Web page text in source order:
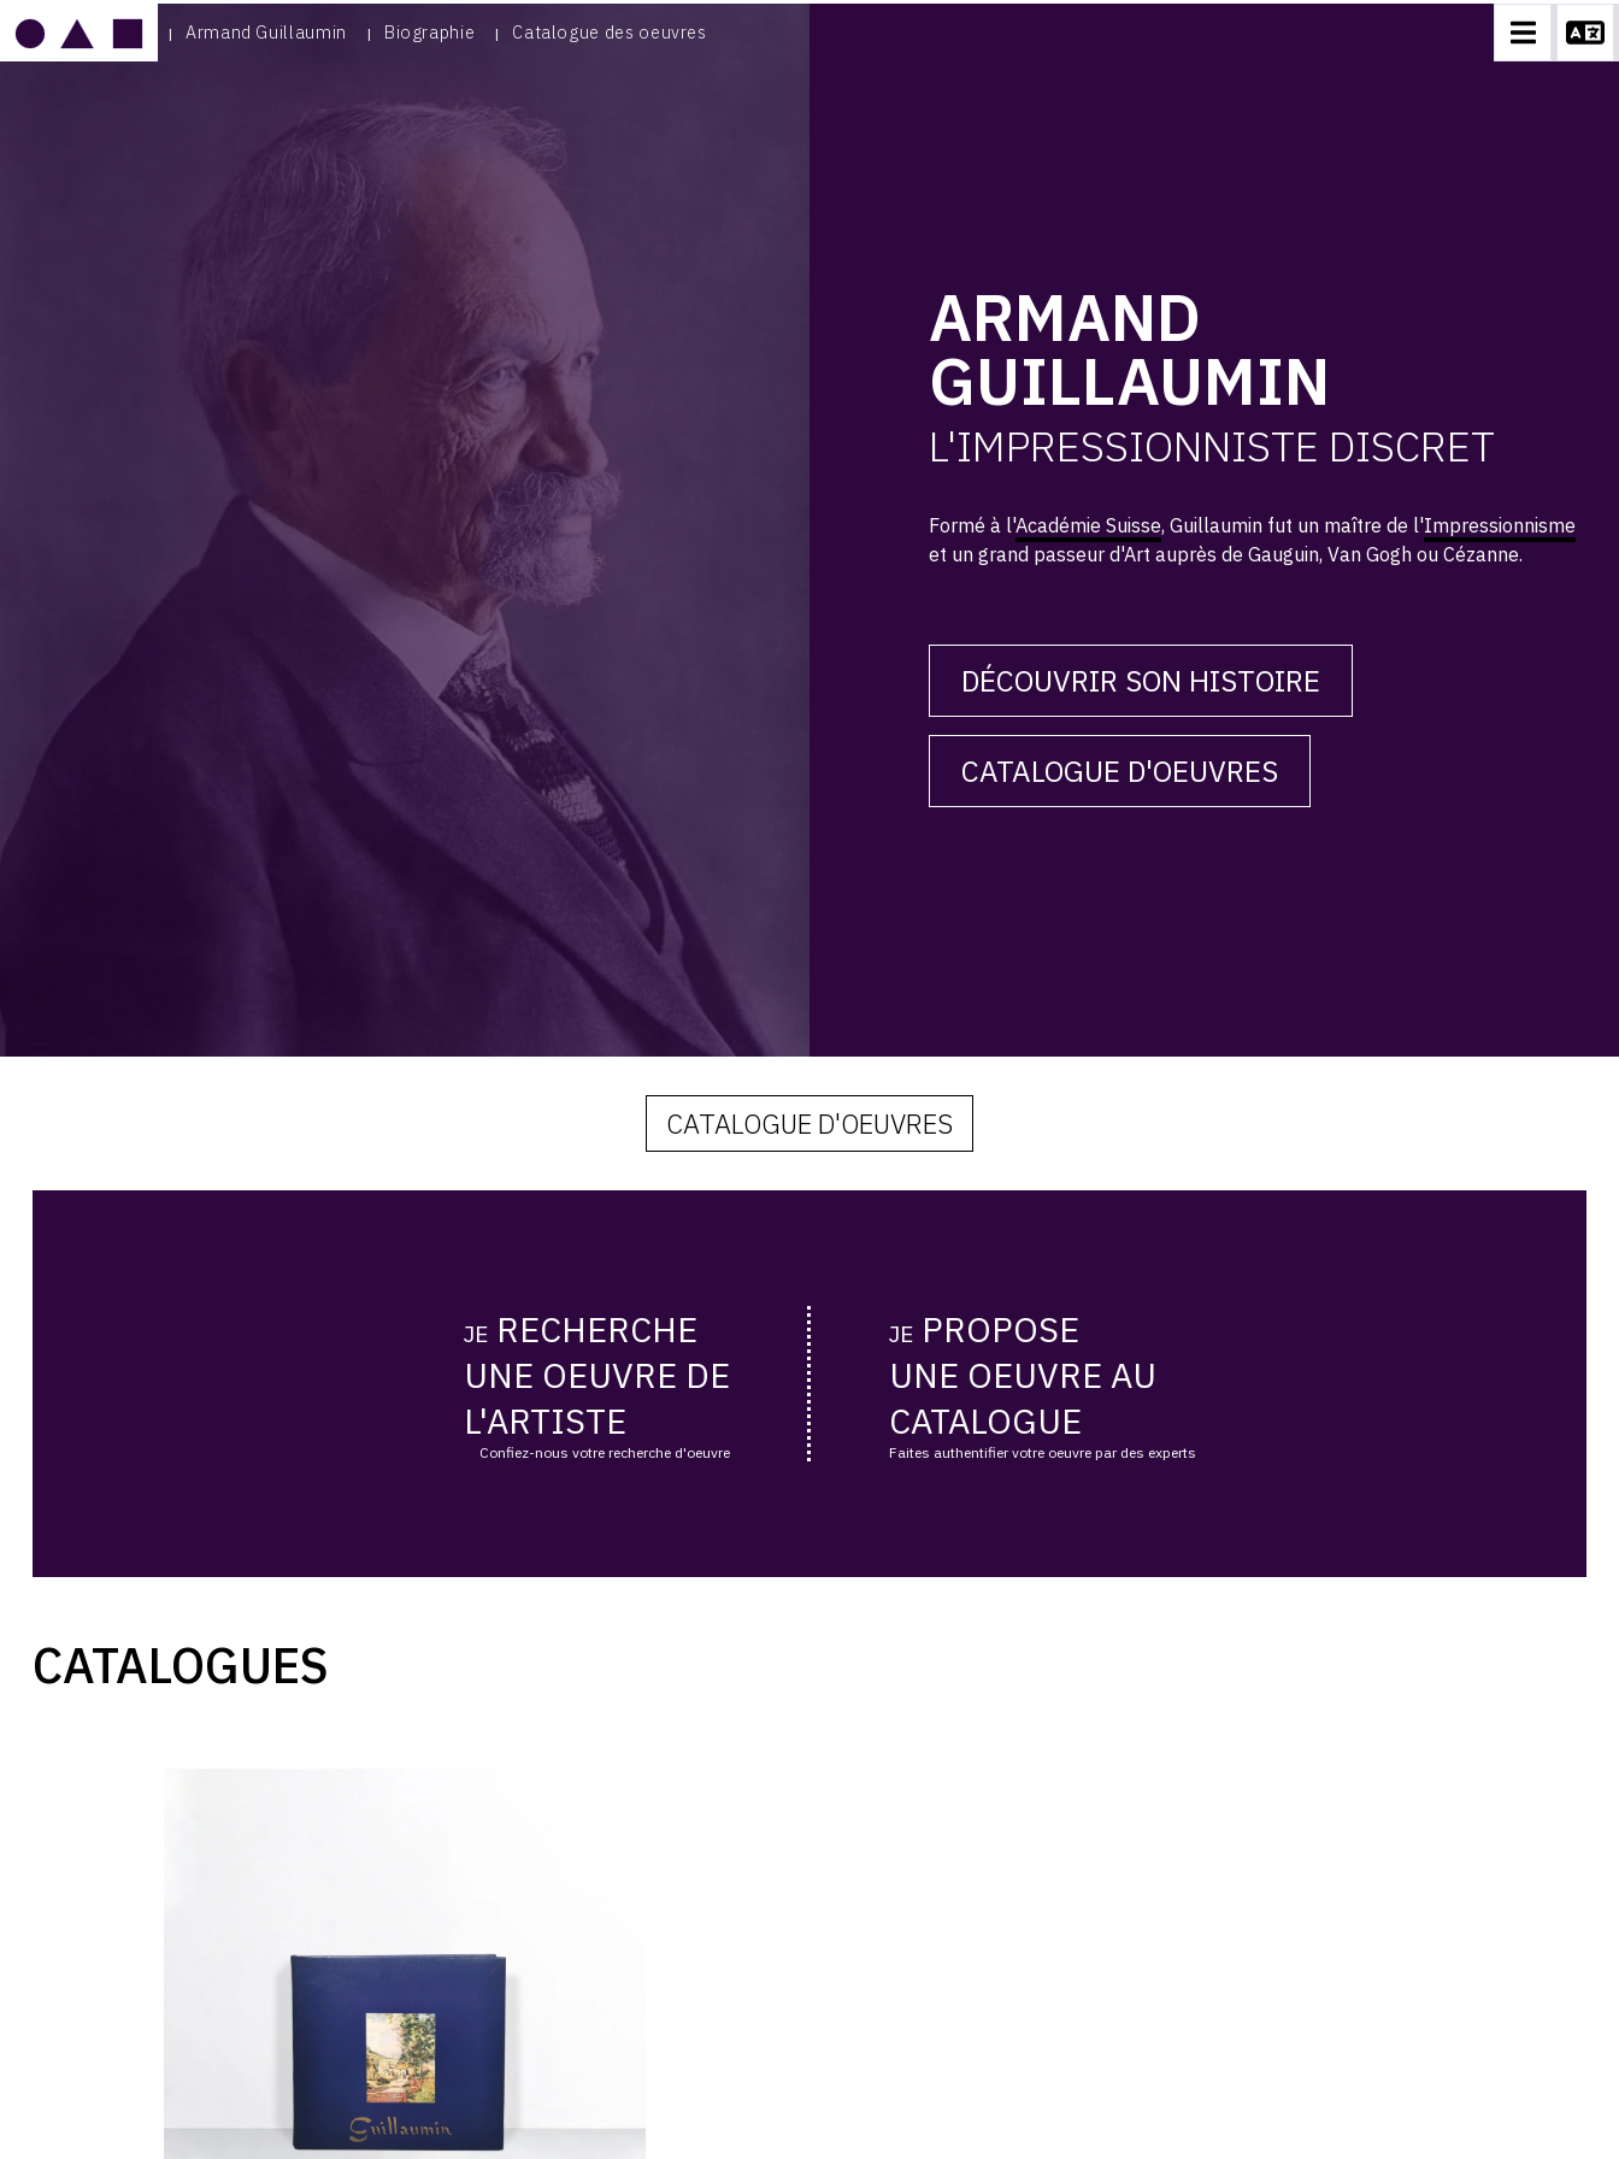
Armand Guillaumin Biographie Catalogue des oeuvres
ARMAND
GUILLAUMIN
L'IMPRESSIONNISTE DISCRET
Formé à l'Académie Suisse, Guillaumin fut un maître de l'Impressionnisme
et un grand passeur d'Art auprès de Gauguin, Van Gogh ou Cézanne.
DÉCOUVRIR SON HISTOIRE
CATALOGUE D'OEUVRES
CATALOGUE D'OEUVRES
JE RECHERCHE
UNE OEUVRE DE
L'ARTISTE
Confiez-nous votre recherche d'oeuvre
JEPROPOSE
UNE OEUVRE AU
CATALOGUE
Faites authentifier votre oeuvre par des experts
CATALOGUES